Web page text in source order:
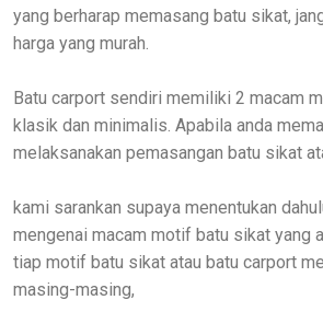
yang berharap memasang batu sikat,
harga yang murah.
Batu carport sendiri memiliki 2 macam
klasik dan minimalis. Apabila anda
melaksanakan pemasangan batu sikat
kami sarankan supaya menentukan
mengenai macam motif batu sikat yang
tiap motif batu sikat atau batu carport
masing-masing,